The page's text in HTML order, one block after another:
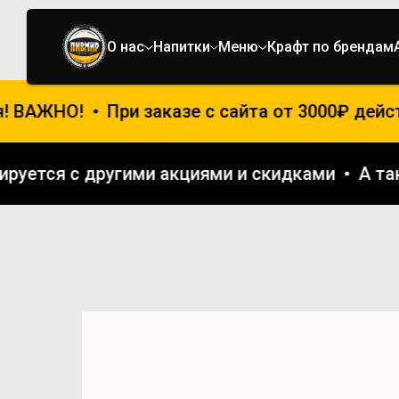
О нас Напитки Меню Крафт по брендам
ВАЖНО! При заказе с сайта от 3000₽
с другими акциями и скидками А